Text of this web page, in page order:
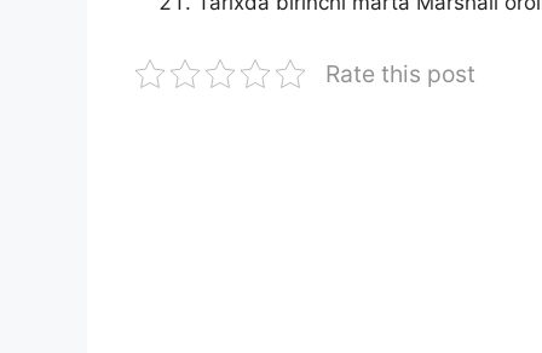
Rate this post